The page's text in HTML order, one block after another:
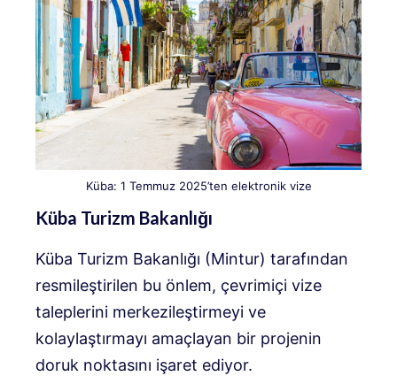
Küba: 1 Temmuz 2025’ten elektronik vize
Küba Turizm Bakanlığı
Küba Turizm Bakanlığı (Mintur) tarafından
resmileştirilen bu önlem, çevrimiçi vize
taleplerini merkezileştirmeyi ve
kolaylaştırmayı amaçlayan bir projenin
doruk noktasını işaret ediyor.